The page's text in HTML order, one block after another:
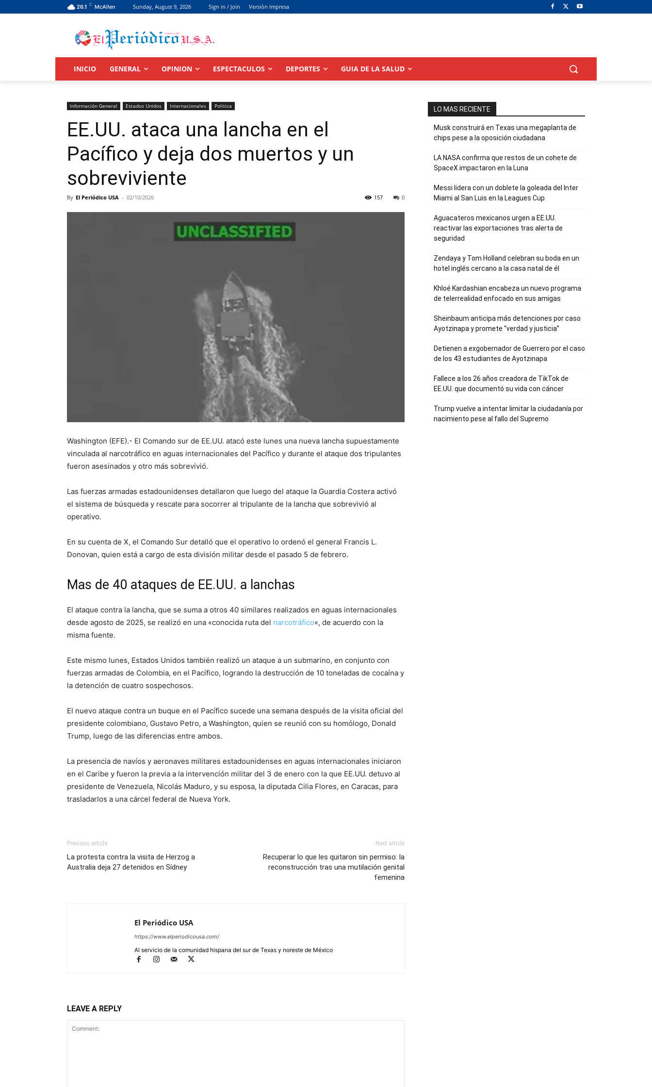
26.1 C McAllen Sunday, August 9, 2026 Sign in / Join Versión Impresa
INICIO GENERAL OPINION ESPECTACULOS DEPORTES GUIA DE LA SALUD
Información General Estados Unidos Internacionales Politica
EE.UU. ataca una lancha en el
Pacífico y deja dos muertos y un
sobreviviente
By El Periódico USA - 02/10/2026 0
157
Washington (EFE).- El Comando sur de EE.UU. atacó este lunes una nueva lancha supuestamente
vinculada al narcotráfico en aguas internacionales del Pacífico y durante el ataque dos tripulantes
fueron asesinados y otro más sobrevivió.
Las fuerzas armadas estadounidenses detallaron que luego del ataque la Guardia Costera activó
el sistema de búsqueda y rescate para socorrer al tripulante de la lancha que sobrevivió al
operativo.
En su cuenta de X, el Comando Sur detalló que el operativo lo ordenó el general Francis L.
Donovan, quien está a cargo de esta división militar desde el pasado 5 de febrero.
Mas de 40 ataques de EE.UU. a lanchas
El ataque contra la lancha, que se suma a otros 40 similares realizados en aguas internacionales
desde agosto de 2025, se realizó en una «conocida ruta del narcotráfico«, de acuerdo con la
misma fuente.
Este mismo lunes, Estados Unidos también realizó un ataque a un submarino, en conjunto con
fuerzas armadas de Colombia, en el Pacífico, logrando la destrucción de 10 toneladas de cocaína y
la detención de cuatro sospechosos.
El nuevo ataque contra un buque en el Pacífico sucede una semana después de la visita oficial del
presidente colombiano, Gustavo Petro, a Washington, quien se reunió con su homólogo, Donald
Trump, luego de las diferencias entre ambos.
La presencia de navíos y aeronaves militares estadounidenses en aguas internacionales iniciaron
en el Caribe y fueron la previa a la intervención militar del 3 de enero con la que EE.UU. detuvo al
presidente de Venezuela, Nicolás Maduro, y su esposa, la diputada Cilia Flores, en Caracas, para
trasladarlos a una cárcel federal de Nueva York.
Previous article
La protesta contra la visita de Herzog a
Australia deja 27 detenidos en Sídney
Next article
Recuperar lo que les quitaron sin permiso: la
reconstrucción tras una mutilación genital
femenina
El Periódico USA
https://www.elperiodicousa.com/
Al servicio de la comunidad hispana del sur de Texas y noreste de México
LEAVE A REPLY
LO MAS RECIENTE
Musk construirá en Texas una megaplanta de
chips pese a la oposición ciudadana
LA NASA confirma que restos de un cohete de
SpaceX impactaron en la Luna
Messi lidera con un doblete la goleada del Inter
Miami al San Luis en la Leagues Cup
Aguacateros mexicanos urgen a EE.UU.
reactivar las exportaciones tras alerta de
seguridad
Zendaya y Tom Holland celebran su boda en un
hotel inglés cercano a la casa natal de él
Khloé Kardashian encabeza un nuevo programa
de telerrealidad enfocado en sus amigas
Sheinbaum anticipa más detenciones por caso
Ayotzinapa y promete “verdad y justicia”
Detienen a exgobernador de Guerrero por el caso
de los 43 estudiantes de Ayotzinapa
Fallece a los 26 años creadora de TikTok de
EE.UU. que documentó su vida con cáncer
Trump vuelve a intentar limitar la ciudadanía por
nacimiento pese al fallo del Supremo